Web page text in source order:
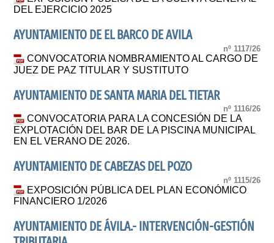
DEL EJERCICIO 2025
AYUNTAMIENTO DE EL BARCO DE AVILA
nº 1117/26
CONVOCATORIA NOMBRAMIENTO AL CARGO DE
JUEZ DE PAZ TITULAR Y SUSTITUTO
AYUNTAMIENTO DE SANTA MARIA DEL TIETAR
nº 1116/26
CONVOCATORIA PARA LA CONCESIÓN DE LA
EXPLOTACIÓN DEL BAR DE LA PISCINA MUNICIPAL
EN EL VERANO DE 2026.
AYUNTAMIENTO DE CABEZAS DEL POZO
nº 1115/26
EXPOSICIÓN PÚBLICA DEL PLAN ECONÓMICO
FINANCIERO 1/2026
AYUNTAMIENTO DE ÁVILA.- INTERVENCIÓN-GESTIÓN